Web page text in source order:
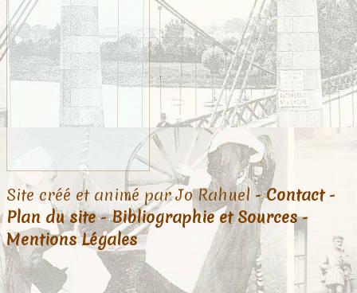
Site créé et animé par Jo Rahuel -Contact-
Plan du site-Bibliographie et Sources-
Mentions Légales